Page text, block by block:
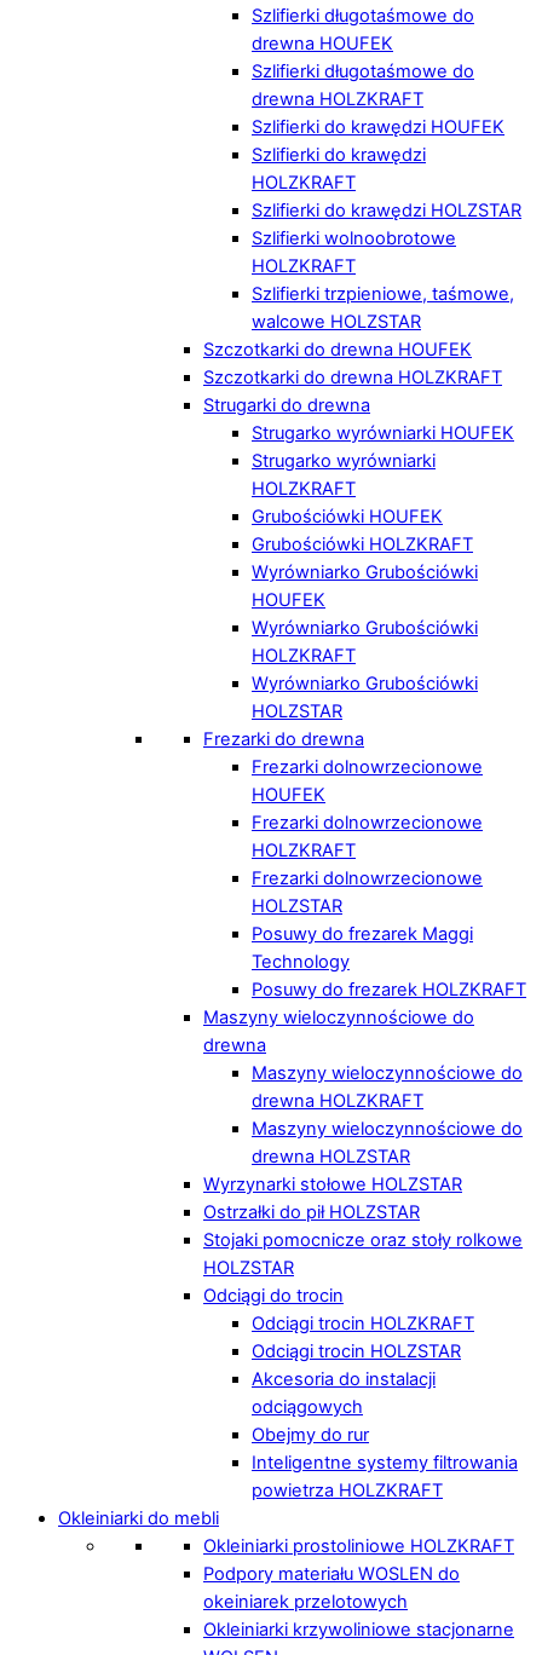
Szlifierki długotaśmowe do
drewna HOUFEK
Szlifierki długotaśmowe do
drewna HOLZKRAFT
Szlifierki do krawędzi HOUFEK
Szlifierki do krawędzi
HOLZKRAFT
Szlifierki do krawędzi HOLZSTAR
Szlifierki wolnoobrotowe
HOLZKRAFT
Szlifierki trzpieniowe, taśmowe,
walcowe HOLZSTAR
Szczotkarki do drewna HOUFEK
Szczotkarki do drewna HOLZKRAFT
Strugarki do drewna
Strugarko wyrówniarki HOUFEK
Strugarko wyrówniarki
HOLZKRAFT
Grubościówki HOUFEK
Grubościówki HOLZKRAFT
Wyrówniarko Grubościówki
HOUFEK
Wyrówniarko Grubościówki
HOLZKRAFT
Wyrówniarko Grubościówki
HOLZSTAR
Frezarki do drewna
Frezarki dolnowrzecionowe
HOUFEK
Frezarki dolnowrzecionowe
HOLZKRAFT
Frezarki dolnowrzecionowe
HOLZSTAR
Posuwy do frezarek Maggi
Technology
Posuwy do frezarek HOLZKRAFT
Maszyny wieloczynnościowe do
drewna
Maszyny wieloczynnościowe do
drewna HOLZKRAFT
Maszyny wieloczynnościowe do
drewna HOLZSTAR
Wyrzynarki stołowe HOLZSTAR
Ostrzałki do pił HOLZSTAR
Stojaki pomocnicze oraz stoły rolkowe
HOLZSTAR
Odciągi do trocin
Odciągi trocin HOLZKRAFT
Odciągi trocin HOLZSTAR
Akcesoria do instalacji
odciągowych
Obejmy do rur
Inteligentne systemy filtrowania
powietrza HOLZKRAFT
Okleiniarki do mebli
Okleiniarki prostoliniowe HOLZKRAFT
Podpory materiału WOSLEN do
okeiniarek przelotowych
Okleiniarki krzywoliniowe stacjonarne